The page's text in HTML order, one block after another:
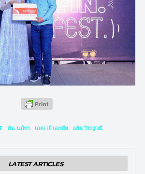
กัน นภัทร เกตเวย์ เอกมัย แก้ม วิชญาณี
LATEST ARTICLES